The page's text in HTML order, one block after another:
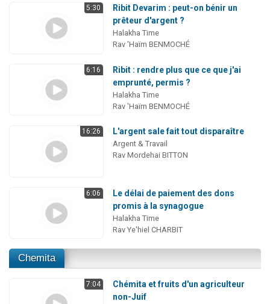
5:30
Ribit Devarim : peut-on bénir un
prêteur d'argent ?
Halakha Time
Rav 'Haïm BENMOCHÉ
6:16
Ribit : rendre plus que ce que j'ai
emprunté, permis ?
Halakha Time
Rav 'Haïm BENMOCHÉ
16:26 L'argent sale fait tout disparaître
Argent & Travail
Rav Mordehai BITTON
6:06
Le délai de paiement des dons
promis à la synagogue
Halakha Time
Rav Ye'hiel CHARBIT
Chemita
7:04
Chémita et fruits d'un agriculteur
non-Juif